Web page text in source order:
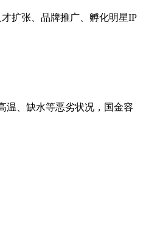
扩张、品牌推广、孵化明星IP
温、缺水等恶劣状况，国金容